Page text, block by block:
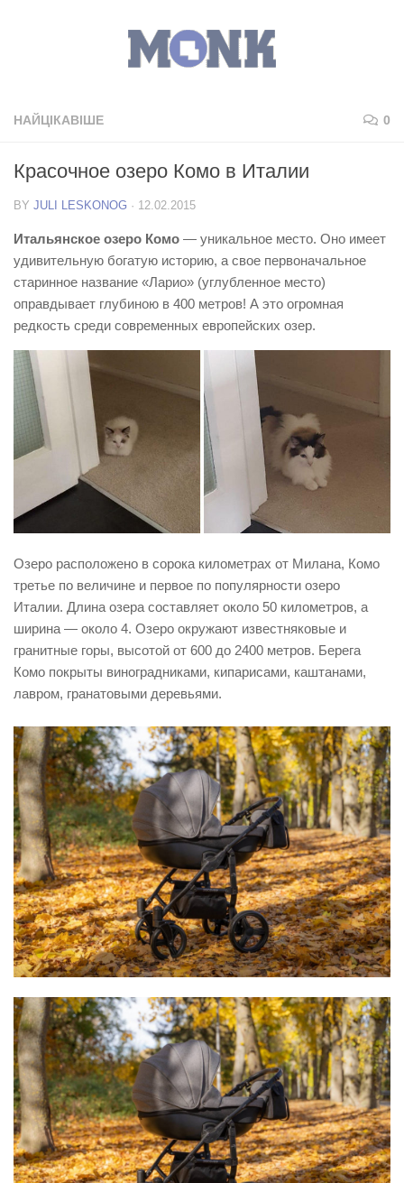
НАЙЦІКАВІШЕ 0
Красочное озеро Комо в Италии
BY JULI LESKONOG · 12.02.2015
Итальянское озеро Комо — уникальное место. Оно имеет
удивительную богатую историю, а свое первоначальное
старинное название «Ларио» (углубленное место)
оправдывает глубиною в 400 метров! А это огромная
редкость среди современных европейских озер.
Озеро расположено в сорока километрах от Милана, Комо
третье по величине и первое по популярности озеро
Италии. Длина озера составляет около 50 километров, а
ширина — около 4. Озеро окружают известняковые и
гранитные горы, высотой от 600 до 2400 метров. Берега
Комо покрыты виноградниками, кипарисами, каштанами,
лавром, гранатовыми деревьями.